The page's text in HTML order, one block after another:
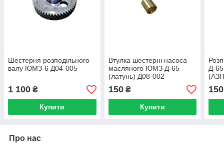
Шестерня розподільного
валу ЮМЗ-6 Д04-005
1 100 ₴
Купити
Втулка шестерні насоса
масляного ЮМЗ Д-65
(латунь) Д08-002
150₴
Купити
Д-
150
Про нас